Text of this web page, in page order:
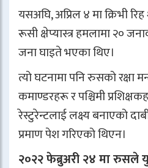
यसअघि, अप्रिल ४ मा क्रिभी
रूसी क्षेप्यास्त्र हमलामा २०
जना घाइते भएका थिए।
त्यो घटनामा पनि रुसको रक्षा
कमाण्डरहरू र पश्चिमी
रेस्टुरेन्टलाई लक्ष्य बनाएको
प्रमाण पेश गरिएको थिएन।
२०२२ फेब्रुअरी २४ मा रुसले